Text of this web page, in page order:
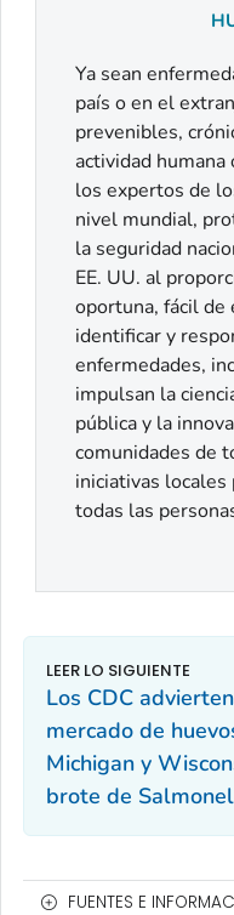
Ya sean
país o en el
prevenibles,
actividad
los expertos de
nivel mundial,
la seguridad
EE. UU. al
oportuna, fácil de
identificar y
enfermedades,
impulsan la
pública y la
comunidades de
iniciativas
todas las
Los CDC
mercado de
Michigan y
brote de
FUENTES E